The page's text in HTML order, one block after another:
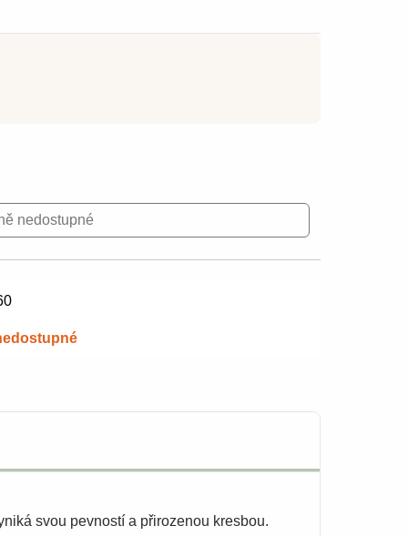
nedostupné
svou pevností a přirozenou kresbou.